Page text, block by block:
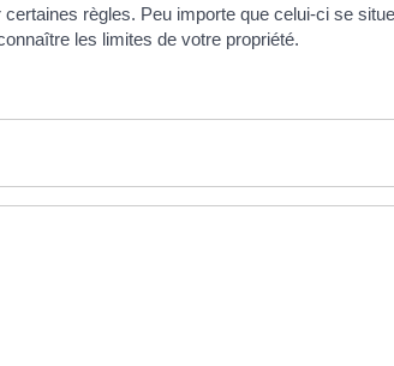
règles. Peu importe que celui-ci se
les limites de votre propriété.